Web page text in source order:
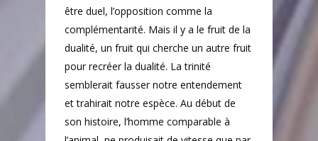
être duel, l’opposition comme la
complémentarité. Mais il y a le fruit de la
dualité, un fruit qui cherche un autre fruit
pour recréer la dualité. La trinité
semblerait fausser notre entendement
et trahirait notre espèce. Au début de
son histoire, l’homme comparable à